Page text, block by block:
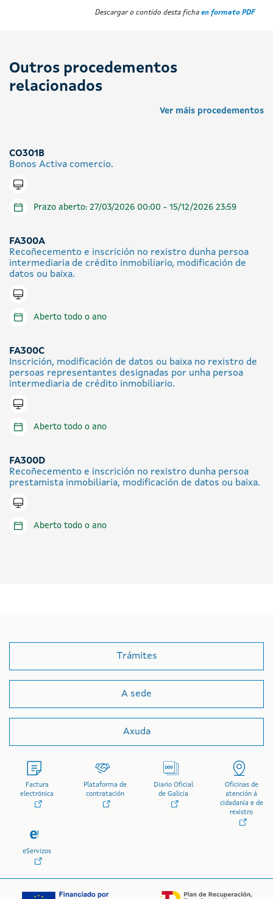
Descargar o contido desta ficha en formato PDF
Outros procedementos
relacionados
Ver máis procedementos
CO301B
Bonos Activa comercio.
Tramitar en liña
Prazo aberto: 27/03/2026 00:00 - 15/12/2026 23:59
FA300A
Recoñecemento e inscrición no rexistro dunha persoa
intermediaria de crédito inmobiliario, modificación de
datos ou baixa.
Tramitar en liña
Aberto todo o ano
FA300C
Inscrición, modificación de datos ou baixa no rexistro de
persoas representantes designadas por unha persoa
intermediaria de crédito inmobiliario.
Tramitar en liña
Aberto todo o ano
FA300D
Recoñecemento e inscrición no rexistro dunha persoa
prestamista inmobiliaria, modificación de datos ou baixa.
Tramitar en liña
Aberto todo o ano
Trámites
A sede
Axuda
Factura
electrónica
Plataforma de
contratación
Diario Oficial
de Galicia
Oficinas de
atención á
cidadanía e de
rexistro
eServizos